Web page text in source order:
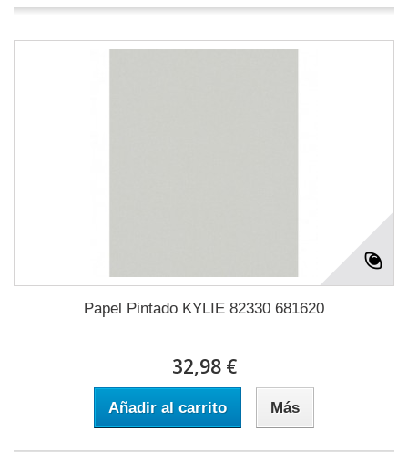
Papel Pintado KYLIE 82330 681620
32,98 €
Añadir al carrito Más